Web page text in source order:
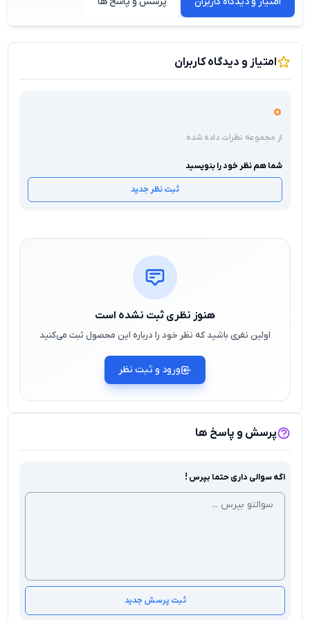
امتیاز و دیدگاه کاربران
0
از مجموعه نظرات داده شده
شما هم نظر خود را بنویسید
ثبت نظر جدید
هنوز نظری ثبت نشده است
اولین نفری باشید که نظر خود را درباره این محصول ثبت می‌کنید
ورود و ثبت نظر
پرسش و پاسخ ها
اگه سوالی داری حتما بپرس !
ثبت پرسش جدید